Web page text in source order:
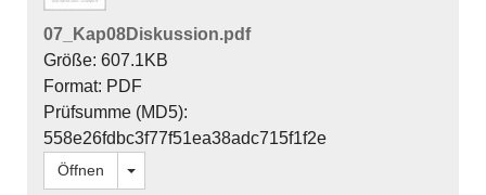
07_Kap08Diskussion.pdf
Größe: 607.1KB
Format: PDF
Prüfsumme (MD5):
558e26fdbc3f77f51ea38adc715f1f2e
Öffnen Dropdown öffnen